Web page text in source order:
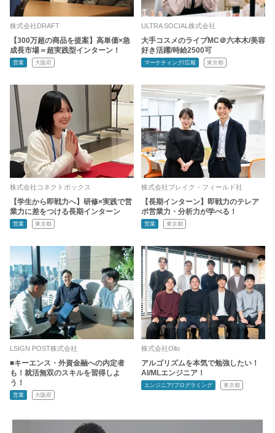
株式会社DRAFT
【300万超の商品を提案】高単価×急
成長市場＝超実践型インターン！
営業 大阪府
ULTRA SOCIAL株式会社
大手コスメのライブMC＠六本木/美容
好き活躍/時給2500可
マーケティング/広報 東京都
株式会社コネクトボックス
【学生から即戦力へ】研修×実践で営
業力に差をつける長期インターン
営業 東京都
株式会社ブレイク・フィールド社
【長期インターン】即戦力のテレア
ポ営業力・分析力が学べる！
営業 東京都
LSIGN POST株式会社
■キーエンス・外資金融への内定者
も！就活無双のスキルを習得しよ
う！
営業 大阪府
株式会社Ollo
アルゴリズムを本気で勉強したい！
AI/MLエンジニア！
エンジニア/プログラミング 東京都